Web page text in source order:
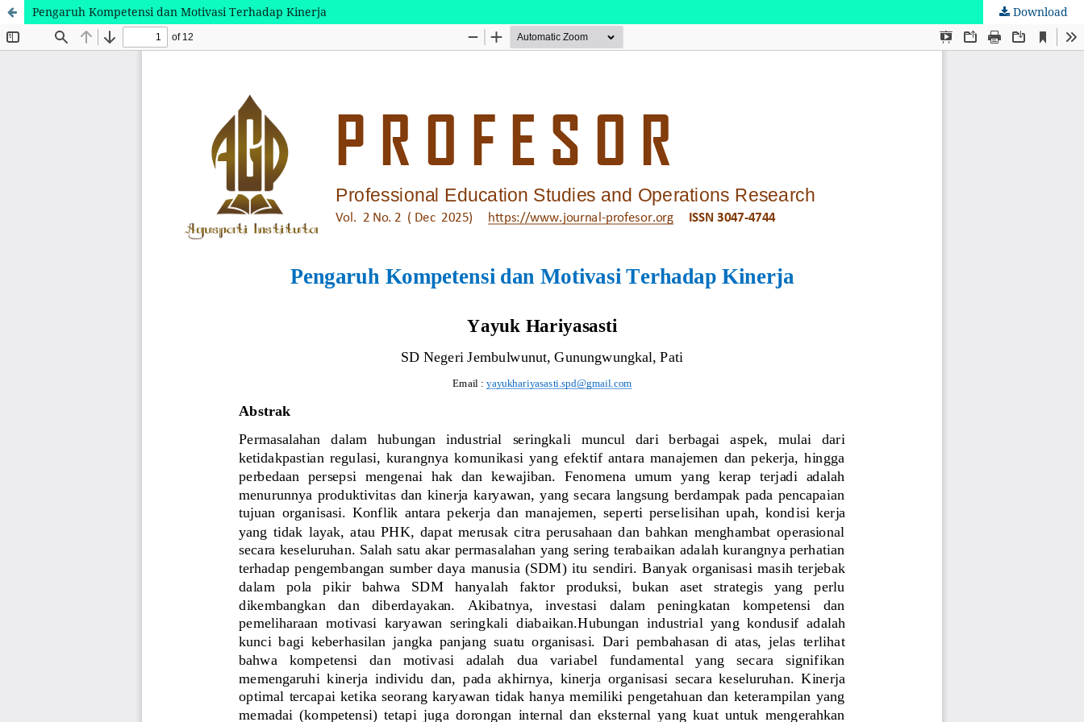
Pengaruh Kompetensi dan Motivasi Terhadap Kinerja Download